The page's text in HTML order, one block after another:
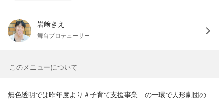
岩﨑きえ
舞台プロデューサー
このメニューについて
無色透明では昨年度より＃子育て支援事業　の一環で人形劇団の